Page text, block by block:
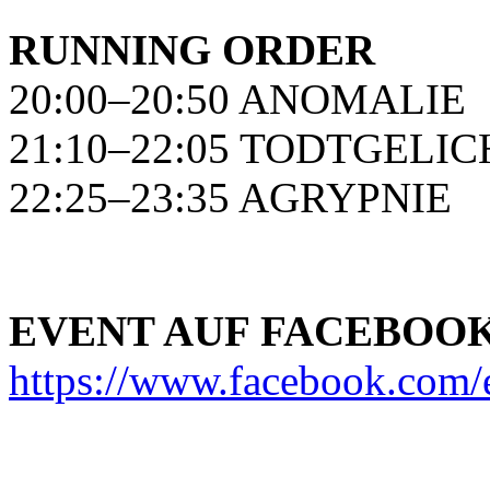
RUNNING ORDER
20:00–20:50 ANOMALIE
21:10–22:05
22:25–23:35 AGRYPNIE
EVENT AUF
https://